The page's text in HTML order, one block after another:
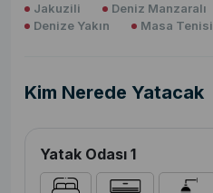
Jakuzili
Deniz Manzaralı
Denize Yakın
Masa Tenisi
Kim Nerede Yatacak
Yatak Odası 1